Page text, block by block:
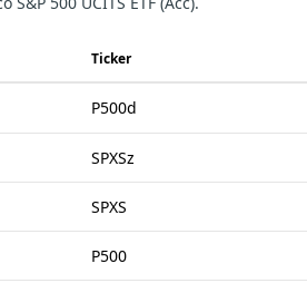
Ticker
P500d
SPXSz
SPXS
P500